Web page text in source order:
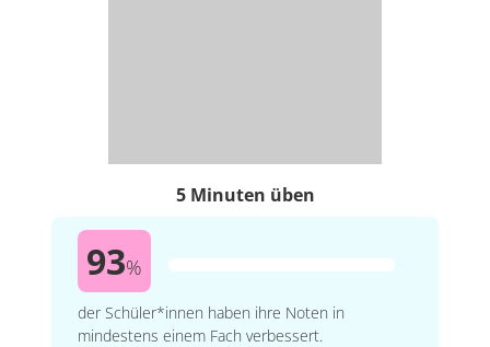
5 Minuten üben
93%
der Schüler*innen haben ihre Noten in
mindestens einem Fach verbessert.